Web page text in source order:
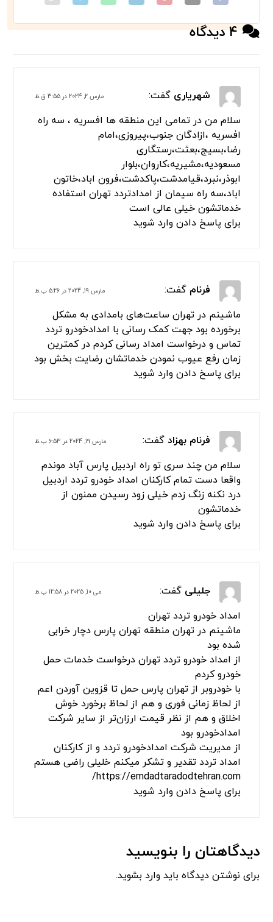
4 دیدگاه
شهریاری گفت: مارس 2, 2024 در 3:55 ق.ظ
سلام من در تمامی این منطقه ها افسریه ، سه راه
افسریه ،ازادگان جنوب،پیروزی،امام
رضا،بسیج،بعثت،رستگاری
مسعودیه،مشیریه،کاروان،بلوار
ابوذر،نبرد،قیامدشت،پاکدشت،فرون اباد،خاتون
اباد،سه راه سیمان از امدادتردد تهران استفاده
خدماتشون خیلی عالی است
برای پاسخ دادن وارد شوید
فرنام گفت: مارس 19, 2024 در 5:26 ب.ظ
ماشینم در تهران ساعت‌های بامدادی به مشکل
برخورده بود جهت کمک رسانی با امدادخودرو تردد
تماس و درخواست امداد رسانی کردم در کمترین
زمان رفع عیوب نمودن خدماتشان رضایت بخش بود
برای پاسخ دادن وارد شوید
فرنام بهزاد گفت: مارس 19, 2024 در 6:53 ب.ظ
سلام من چند سری تو راه اردبیل پارس آباد موندم
واقعا دست تمام کارکنان امداد خودرو تردد اردبیل
درد نکنه زنگ زدم خیلی زود رسیدن ممنون از
خدماتشون
برای پاسخ دادن وارد شوید
جلیلی گفت: می 10, 2025 در 12:58 ب.ظ
امداد خودرو تردد تهران
ماشینم در تهران منطقه تهران پارس دچار خرابی
شده بود
از امداد خودرو تردد تهران درخواست خدمات حمل
خودرو کردم
با خودروبر از تهران پارس حمل تا قزوین آوردن اعم
از لحاظ زمانی فوری و هم از لحاظ برخورد خوش
اخلاق و هم از نظر قیمت ارزان‌تر از سایر شرکت
امدادخودرو بود
از مدیریت شرکت امدادخودرو تردد و از کارکنان
امداد تردد تقدیر و تشکر میکنم خلیلی راضی هستم
https://emdadtaradodtehran.com/
برای پاسخ دادن وارد شوید
دیدگاهتان را بنویسید
برای نوشتن دیدگاه باید وارد بشوید.